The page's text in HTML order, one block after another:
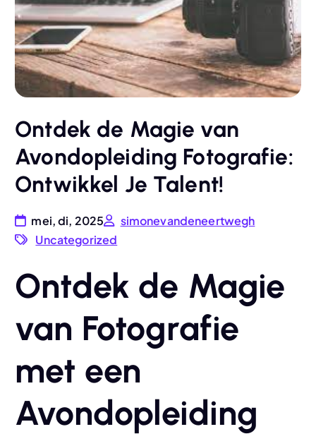
Ontdek de Magie van
Avondopleiding Fotografie:
Ontwikkel Je Talent!
mei, di, 2025
simonevandeneertwegh
Uncategorized
Ontdek de Magie
van Fotografie
met een
Avondopleiding